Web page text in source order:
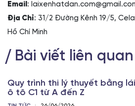
Email:
Địa Chỉ: 31/2 Đường Kênh 19/5,
Hồ Chí Minh
Bài viết liên quan
Quy trình thi lý thuyết bằng
ô tô C1 từ A đến Z